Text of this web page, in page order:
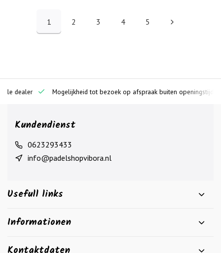
1 2 3 4 5
dealer Mogelijkheid tot bezoek op afspraak buiten openingstijden
Kundendienst
0623293433
info@padelshopvibora.nl
Usefull links
Informationen